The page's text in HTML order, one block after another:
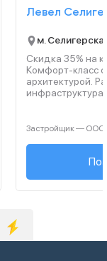
Левел
м.
Скидка 35% на
Комфорт‑класс
архитектурой.
инфраструктура
+7